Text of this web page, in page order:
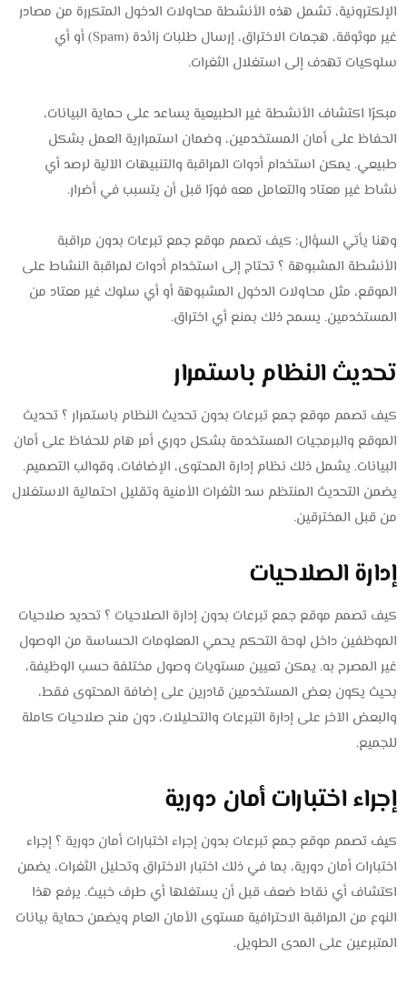
الإلكترونية، تشمل هذه الأنشطة محاولات الدخول المتكررة من مصادر
غير موثوقة، هجمات الاختراق، إرسال طلبات زائدة (Spam) أو أي
سلوكيات تهدف إلى استغلال الثغرات.
مبكرًا اكتشاف الأنشطة غير الطبيعية يساعد على حماية البيانات،
الحفاظ على أمان المستخدمين، وضمان استمرارية العمل بشكل
طبيعي. يمكن استخدام أدوات المراقبة والتنبيهات الآلية لرصد أي
نشاط غير معتاد والتعامل معه فورًا قبل أن يتسبب في أضرار.
وهنا يأتي السؤال: كيف تصمم موقع جمع تبرعات بدون مراقبة
الأنشطة المشبوهة ؟ تحتاج إلى استخدام أدوات لمراقبة النشاط على
الموقع، مثل محاولات الدخول المشبوهة أو أي سلوك غير معتاد من
المستخدمين. يسمح ذلك بمنع أي اختراق.
تحديث النظام باستمرار
كيف تصمم موقع جمع تبرعات بدون تحديث النظام باستمرار ؟ تحديث
الموقع والبرمجيات المستخدمة بشكل دوري أمر هام للحفاظ على أمان
البيانات. يشمل ذلك نظام إدارة المحتوى، الإضافات، وقوالب التصميم.
يضمن التحديث المنتظم سد الثغرات الأمنية وتقليل احتمالية الاستغلال
من قبل المخترقين.
إدارة الصلاحيات
كيف تصمم موقع جمع تبرعات بدون إدارة الصلاحيات ؟ تحديد صلاحيات
الموظفين داخل لوحة التحكم يحمي المعلومات الحساسة من الوصول
غير المصرح به. يمكن تعيين مستويات وصول مختلفة حسب الوظيفة،
بحيث يكون بعض المستخدمين قادرين على إضافة المحتوى فقط،
والبعض الآخر على إدارة التبرعات والتحليلات، دون منح صلاحيات كاملة
للجميع.
إجراء اختبارات أمان دورية
كيف تصمم موقع جمع تبرعات بدون إجراء اختبارات أمان دورية ؟ إجراء
اختبارات أمان دورية، بما في ذلك اختبار الاختراق وتحليل الثغرات، يضمن
اكتشاف أي نقاط ضعف قبل أن يستغلها أي طرف خبيث. يرفع هذا
النوع من المراقبة الاحترافية مستوى الأمان العام ويضمن حماية بيانات
المتبرعين على المدى الطويل.